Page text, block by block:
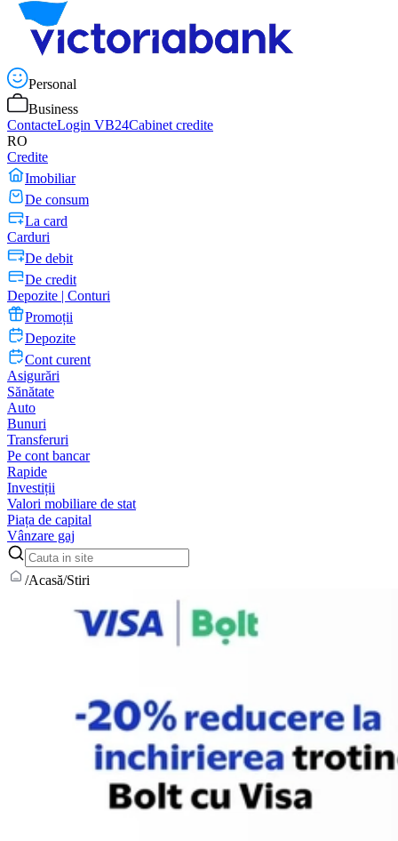
Personal
Business
ContacteLogin VB24Cabinet credite
RO
Credite
Imobiliar
De consum
La card
Carduri
De debit
De credit
Depozite | Conturi
Promoții
Depozite
Cont curent
Asigurări
Sănătate
Auto
Bunuri
Transferuri
Pe cont bancar
Rapide
Investiții
Valori mobiliare de stat
Piața de capital
Vânzare gaj
/Acasă/Stiri